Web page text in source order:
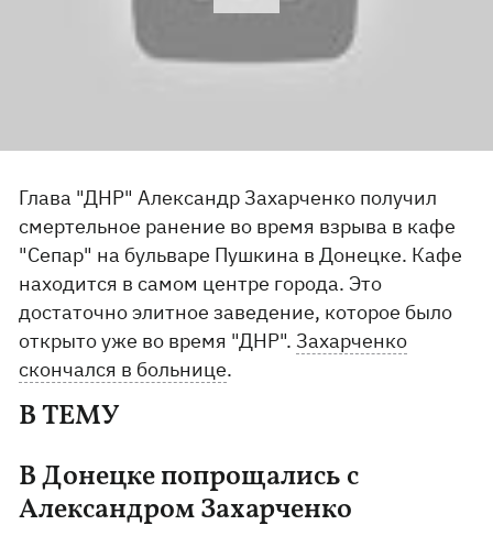
Глава "ДНР" Александр Захарченко получил
смертельное ранение во время взрыва в кафе
"Сепар" на бульваре Пушкина в Донецке. Кафе
находится в самом центре города. Это
достаточно элитное заведение, которое было
открыто уже во время "ДНР". Захарченко
скончался в больнице.
В ТЕМУ
В Донецке попрощались с
Александром Захарченко